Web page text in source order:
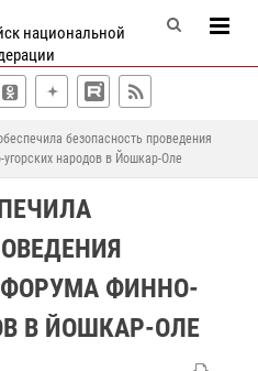
национальной
безопасность проведения
народов в Йошкар-Оле
ФИННО-
В ЙОШКАР-ОЛЕ